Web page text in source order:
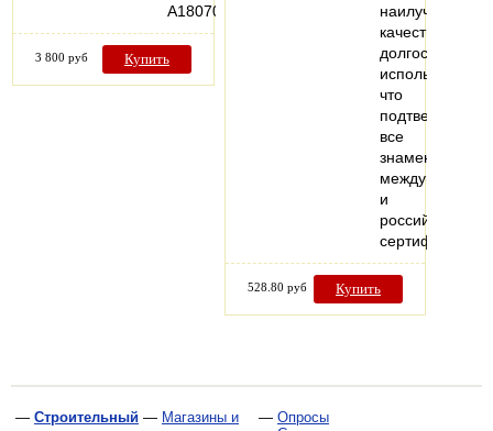
A18070
3 800 руб Купить
наилучшее
качество
долгосрочного
использования,
что
подтверждают
все
знаменитые
и
российские
сертификаты…
528.80 руб Купить
— Строительный — Магазины и
— Опросы